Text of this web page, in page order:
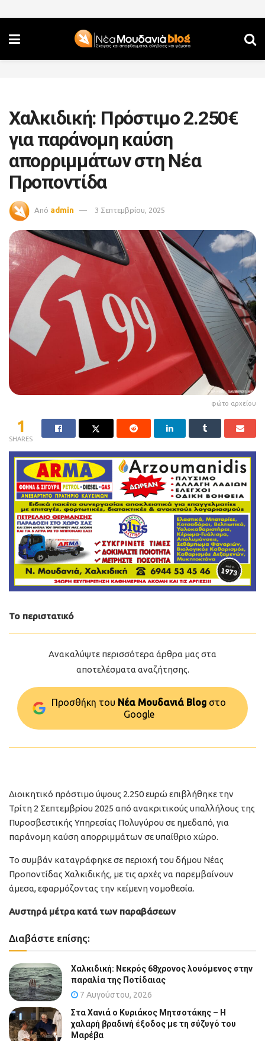
Χαλκιδική: Πρόστιμο 2.250€
για παράνομη καύση
απορριμμάτων στη Νέα
Προποντίδα
Από admin 3 Σεπτεμβρίου, 2025
φώτο αρχείου
1
SHARES
Το περιστατικό
Ανακαλύψτε περισσότερα άρθρα μας στα
αποτελέσματα αναζήτησης.
Προσθήκη του Νέα Μουδανιά Blog στo
Google
Διοικητικό πρόστιμο ύψους 2.250 ευρώ επιβλήθηκε την
Τρίτη 2 Σεπτεμβρίου 2025 από ανακριτικούς υπαλλήλους της
Πυροσβεστικής Υπηρεσίας Πολυγύρου σε ημεδαπό, για
παράνομη καύση απορριμμάτων σε υπαίθριο χώρο.
Το συμβάν καταγράφηκε σε περιοχή του δήμου Νέας
Προποντίδας Χαλκιδικής, με τις αρχές να παρεμβαίνουν
άμεσα, εφαρμόζοντας την κείμενη νομοθεσία.
Αυστηρά μέτρα κατά των παραβάσεων
Διαβάστε επίσης:
Χαλκιδική: Νεκρός 68χρονος λουόμενος στην
παραλία της Ποτίδαιας
7 Αυγούστου, 2026
Στα Χανιά ο Κυριάκος Μητσοτάκης – Η
χαλαρή βραδινή έξοδος με τη σύζυγό του
Μαρέβα